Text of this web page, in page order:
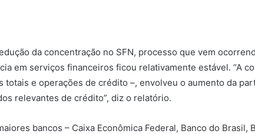
da concentração no SFN, processo que vem
em serviços financeiros ficou relativamente estável. “A
e operações de crédito –, envolveu o aumento da
relevantes de crédito”, diz o relatório.
bancos – Caixa Econômica Federal, Banco do Brasil,